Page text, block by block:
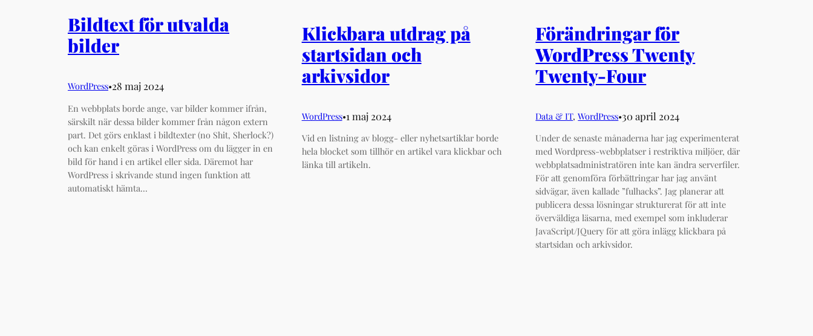
Bildtext för utvalda
bilder
WordPress•︎28 maj 2024
En webbplats borde ange, var bilder kommer ifrån,
särskilt när dessa bilder kommer från någon extern
part. Det görs enklast i bildtexter (no Shit, Sherlock?)
och kan enkelt göras i WordPress om du lägger in en
bild för hand i en artikel eller sida. Däremot har
WordPress i skrivande stund ingen funktion att
automatiskt hämta…
Klickbara utdrag på
startsidan och
arkivsidor
WordPress•︎1 maj 2024
Vid en listning av blogg- eller nyhetsartiklar borde
hela blocket som tillhör en artikel vara klickbar och
länka till artikeln.
Förändringar för
WordPress Twenty
Twenty-Four
Data & IT, WordPress•︎30 april 2024
Under de senaste månaderna har jag experimenterat
med Wordpress-webbplatser i restriktiva miljöer, där
webbplatsadministratören inte kan ändra serverfiler.
För att genomföra förbättringar har jag använt
sidvägar, även kallade ”fulhacks”. Jag planerar att
publicera dessa lösningar strukturerat för att inte
överväldiga läsarna, med exempel som inkluderar
JavaScript/JQuery för att göra inlägg klickbara på
startsidan och arkivsidor.